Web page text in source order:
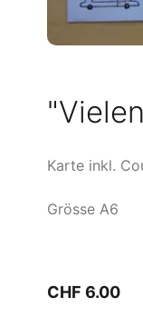
Karte inkl.
Grösse A6
CHF 6.00